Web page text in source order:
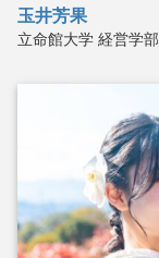
玉井芳果
立命館大学 経営学部